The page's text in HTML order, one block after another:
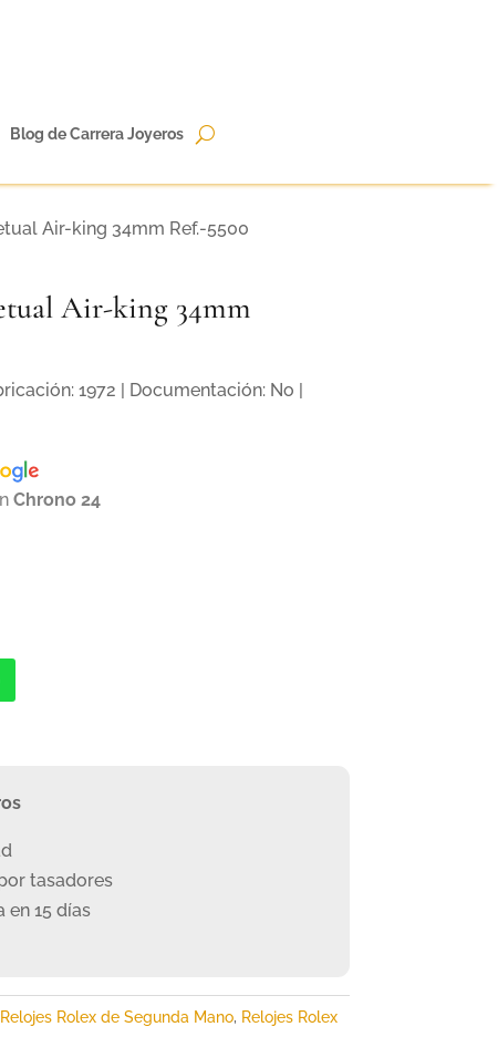
Blog de Carrera Joyeros
Air-king 34mm Ref.-5500
Air-king 34mm
1972 | Documentación: No |
Chrono 24
tasadores
en 15 días
Relojes Rolex de Segunda Mano, Relojes Rolex